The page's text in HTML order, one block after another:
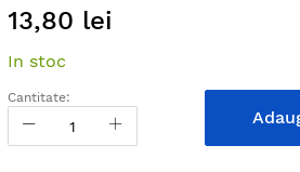
13,80 lei
In stoc
Cantitate: